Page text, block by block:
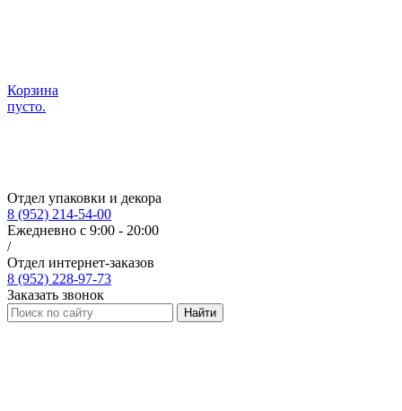
Корзина
пусто.
Отдел упаковки и декора
8 (952) 214-54-00
Ежедневно с 9:00 - 20:00
/
Отдел интернет-заказов
8 (952) 228-97-73
Заказать звонок
Найти